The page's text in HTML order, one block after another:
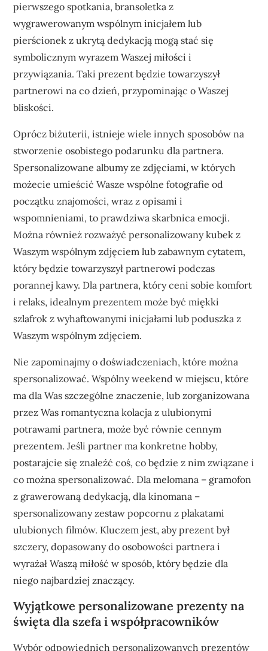
pierwszego spotkania, bransoletka z
wygrawerowanym wspólnym inicjałem lub
pierścionek z ukrytą dedykacją mogą stać się
symbolicznym wyrazem Waszej miłości i
przywiązania. Taki prezent będzie towarzyszył
partnerowi na co dzień, przypominając o Waszej
bliskości.
Oprócz biżuterii, istnieje wiele innych sposobów na
stworzenie osobistego podarunku dla partnera.
Spersonalizowane albumy ze zdjęciami, w których
możecie umieścić Wasze wspólne fotografie od
początku znajomości, wraz z opisami i
wspomnieniami, to prawdziwa skarbnica emocji.
Można również rozważyć personalizowany kubek z
Waszym wspólnym zdjęciem lub zabawnym cytatem,
który będzie towarzyszył partnerowi podczas
porannej kawy. Dla partnera, który ceni sobie komfort
i relaks, idealnym prezentem może być miękki
szlafrok z wyhaftowanymi inicjałami lub poduszka z
Waszym wspólnym zdjęciem.
Nie zapominajmy o doświadczeniach, które można
spersonalizować. Wspólny weekend w miejscu, które
ma dla Was szczególne znaczenie, lub zorganizowana
przez Was romantyczna kolacja z ulubionymi
potrawami partnera, może być równie cennym
prezentem. Jeśli partner ma konkretne hobby,
postarajcie się znaleźć coś, co będzie z nim związane i
co można spersonalizować. Dla melomana – gramofon
z grawerowaną dedykacją, dla kinomana –
spersonalizowany zestaw popcornu z plakatami
ulubionych filmów. Kluczem jest, aby prezent był
szczery, dopasowany do osobowości partnera i
wyrażał Waszą miłość w sposób, który będzie dla
niego najbardziej znaczący.
Wyjątkowe personalizowane prezenty na
święta dla szefa i współpracowników
Wybór odpowiednich personalizowanych prezentów